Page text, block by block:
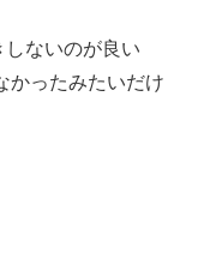
ないのが良い
かったみたいだけ